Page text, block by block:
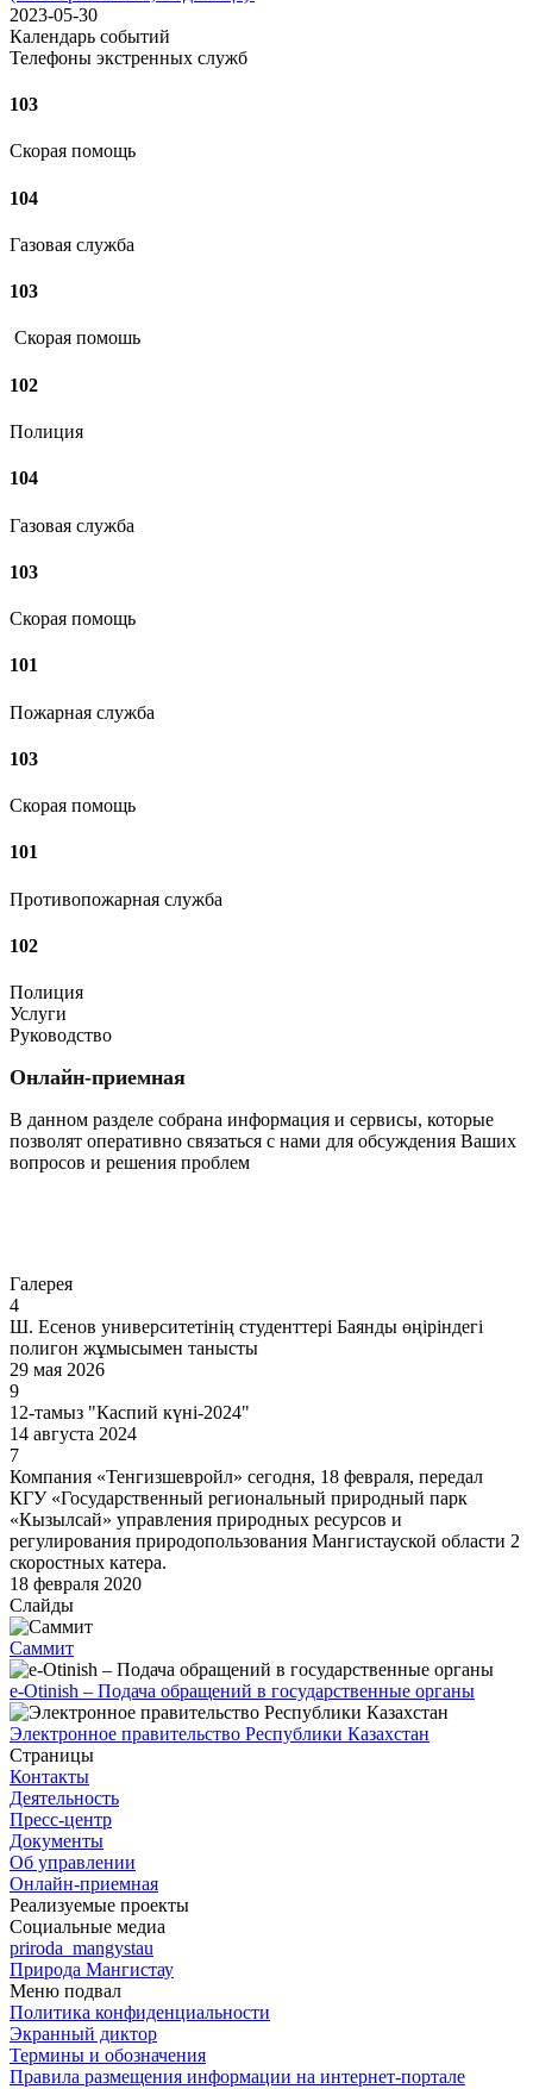
2023-05-30
Календарь событий
Телефоны экстренных служб
103
Скорая помощь
104
Газовая служба
103
Скорая помошь
102
Полиция
104
Газовая служба
103
Скорая помощь
101
Пожарная служба
103
Скорая помощь
101
Противопожарная служба
102
Полиция
Услуги
Руководство
Онлайн-приемная
В данном разделе собрана информация и сервисы, которые
позволят оперативно связаться с нами для обсуждения Ваших
вопросов и решения проблем
Галерея
4
Ш. Есенов университетінің студенттері Баянды өңіріндегі
полигон жұмысымен танысты
29 мая 2026
9
12-тамыз "Каспий күні-2024"
14 августа 2024
7
Компания «Тенгизшевройл» сегодня, 18 февраля, передал
КГУ «Государственный региональный природный парк
«Кызылсай» управления природных ресурсов и
регулирования природопользования Мангистауской области 2
скоростных катера.
18 февраля 2020
Слайды
Саммит
e-Otinish – Подача обращений в государственные органы
Электронное правительство Республики Казахстан
Страницы
Контакты
Деятельность
Пресс-центр
Документы
Об управлении
Онлайн-приемная
Реализуемые проекты
Социальные медиа
priroda_mangystau
Природа Мангистау
Меню подвал
Политика конфиденциальности
Экранный диктор
Термины и обозначения
Правила размещения информации на интернет-портале